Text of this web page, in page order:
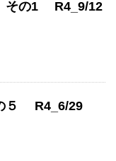
その1 R4_9/12
５ R4_6/29